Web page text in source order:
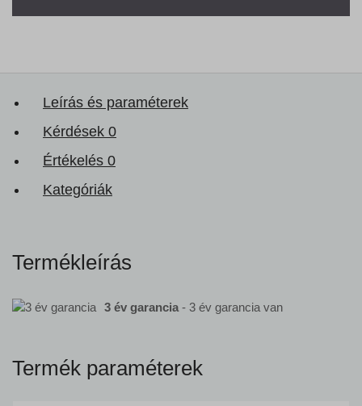
Leírás és paraméterek
Kérdések 0
Értékelés 0
Kategóriák
Termékleírás
3 év garancia - 3 év garancia van
Termék paraméterek